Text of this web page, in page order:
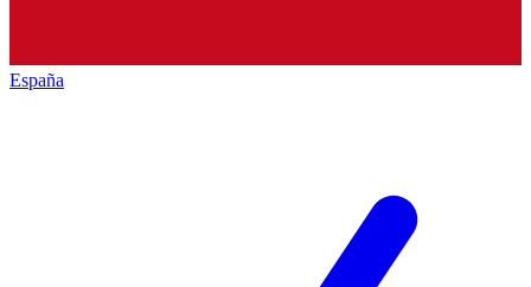
España